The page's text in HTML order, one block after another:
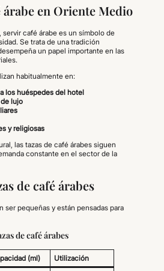
en Oriente Medio
café árabe es un símbolo de
Se trata de una tradición
un papel importante en las
habitualmente en:
los huéspedes del hotel
lujo
y religiosas
las tazas de café árabes siguen
constante en el sector de la
de café árabes
ser pequeñas y están pensadas para
de café árabes
(ml) Utilización